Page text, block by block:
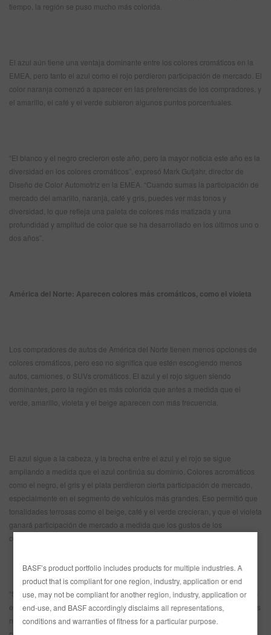
tiempo, la región se puso mucho más colorida.
El azul aún tiene una ventaja dominante entre los colores cromáticos en la
EMEA, pero tanto el azul como el rojo perdieron participación de mercado. El
color naranja comenzó a aparecer en las preferencias de los compradores, y
el amarillo, el café y el verde subieron algunos puntos porcentuales.
“El blanco y el negro crecieron este año, pero la mayor noticia este año es la
diversidad en los colores cromáticos”, expresó Mark Gutjahr, director de
Diseño de Color Automotriz en la EMEA. “Cuando sumas la participación de
mercado del amarillo, naranja, café y gris, puedes ver más tonos y
diversidad, lo que refleja una paleta de colores más matizada y una
profundidad y amplitud de color que se ha desarrollado en los últimos uno o
dos años”.
América del Norte: Aparecen colores más cromáticos, como el violeta
Los compradores de autos de América del Norte tienen menos opciones de
colores cromáticos, pero eso no significa que estén escogiendo menos
autos, camiones, o SUVs cromáticos. El azul y el rojo siguen siendo
dominantes, pero la región es más colorida que antes a medida que el
verde, amarillo, violeta y el beige aparecen con más frecuencia.
El azul sigue a la cabeza, y la brecha entre el azul y el rojo se sigue
ampliando a medida que el azul continúa su dominio. Colores acromáticos
como el negro, el gris y el plata perdieron cierta participación de mercado,
especialmente en el segmento de vehículos más grandes. Eso permitió que
tonalidades terrosas como el beige, café y el verde crecieran, y que el violeta
ganará participación de mercado a medida que los gustos de los
compradores de autos cambian.
“Si vemos a los pesos pesados entre los colores cromáticos, el azul y el rojo
están en la cima. Pero con la gente volviéndose más a la naturaleza, colores
naturales como el verde, amarillo, violeta y beige están dejando su marca”,
BASF’s product portfolio includes products for multiple industries. A
product that is compliant for one region, industry, application or end
use, may not be compliant for another region, industry, application or
end-use, and BASF accordingly disclaims all representations,
conditions and warranties of fitness for a particular purpose.